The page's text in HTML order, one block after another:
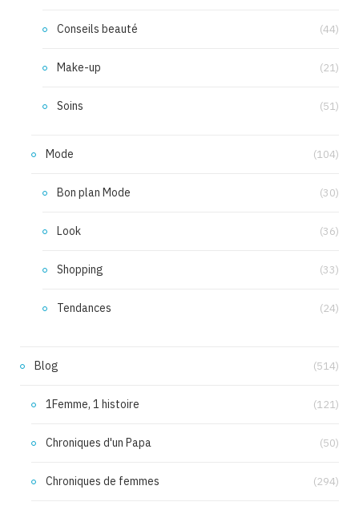
Conseils beauté (44)
Make-up (21)
Soins (51)
Mode (104)
Bon plan Mode (30)
Look (36)
Shopping (33)
Tendances (24)
Blog (514)
1Femme, 1 histoire (121)
Chroniques d'un Papa (50)
Chroniques de femmes (294)